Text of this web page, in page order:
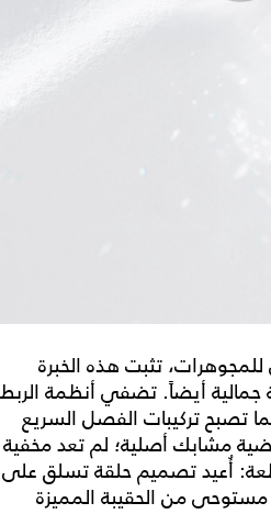
تثبت هذه الخبرة
جمالية أيضاً. تضفي أنظمة الربط
تصبح تركيبات الفصل السريع
مشابك أصلية؛ لم تعد مخفية
أُعيد تصميم حلقة تسلق على
دوّار مستوحى من الحقيبة المميزة